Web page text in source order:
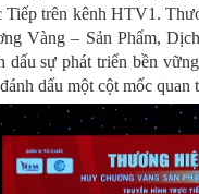
Tiếp trên kênh HTV1.
Vàng – Sản Phẩm,
dấu sự phát triển bền
dấu một cột mốc